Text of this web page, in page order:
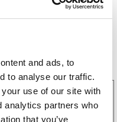
and ads, to
to analyse our traffic.
use of our site with
analytics partners who
that you’ve